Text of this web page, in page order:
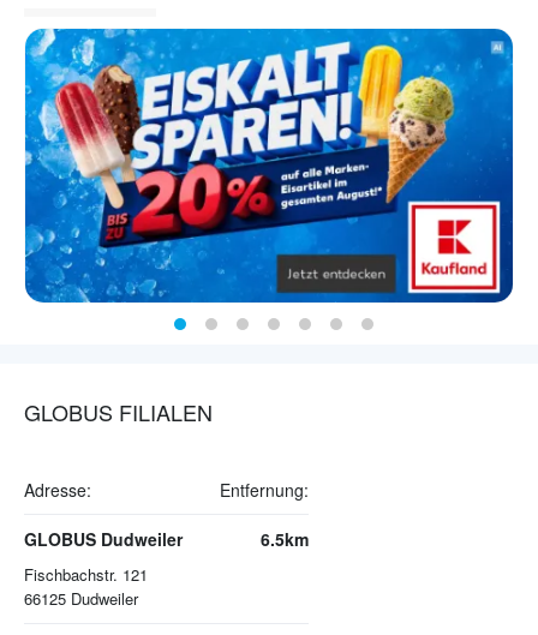
GLOBUS FILIALEN
Adresse: Entfernung:
GLOBUS Dudweiler
Fischbachstr. 121
66125 Dudweiler
6.5km